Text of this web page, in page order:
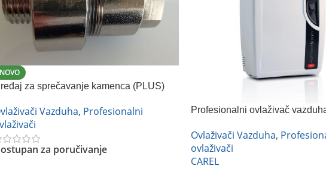
NOVO
za sprečavanje kamenca (PLUS)
Vazduha, Profesionalni
za poručivanje
Profesionalni ovlaživač
Ovlaživači Vazduha,
ovlaživači
CAREL